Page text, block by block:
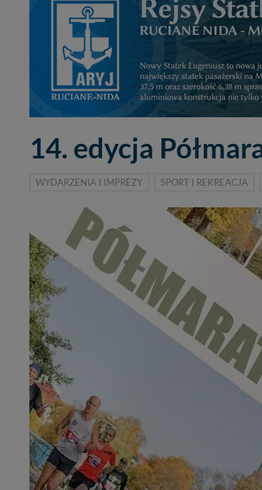
14. edycja
WYDARZENIA I IMPREZY SPORT I REKREACJA